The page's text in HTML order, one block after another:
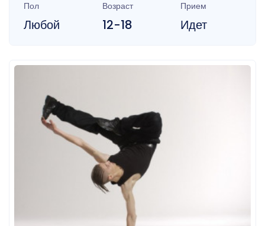
Пол
Любой
Возраст
12-18
Прием
Идет